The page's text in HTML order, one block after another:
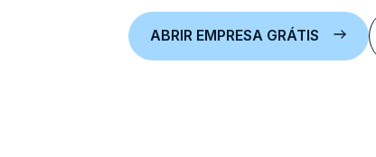
ABRIR EMPRESA GRÁTIS